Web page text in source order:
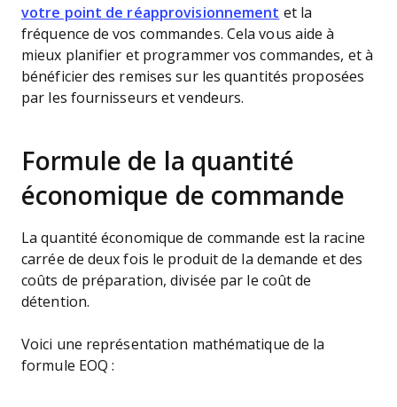
votre point de réapprovisionnement et la
fréquence de vos commandes. Cela vous aide à
mieux planifier et programmer vos commandes, et à
bénéficier des remises sur les quantités proposées
par les fournisseurs et vendeurs.
Formule de la quantité
économique de commande
La quantité économique de commande est la racine
carrée de deux fois le produit de la demande et des
coûts de préparation, divisée par le coût de
détention.
Voici une représentation mathématique de la
formule EOQ :